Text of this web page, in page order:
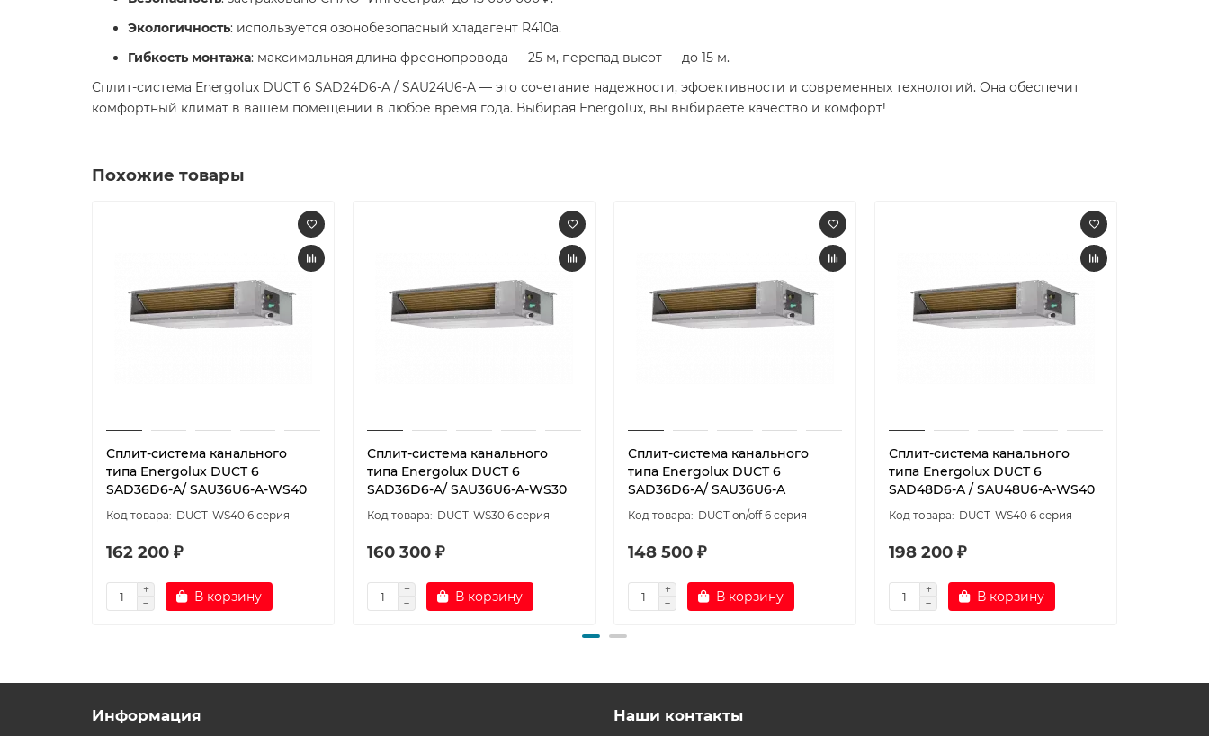
Экологичность: используется озонобезопасный хладагент R410a.
Гибкость монтажа: максимальная длина фреонопровода — 25 м, перепад высот — до 15 м.
Сплит-система Energolux DUCT 6 SAD24D6-A / SAU24U6-A — это сочетание надежности, эффективности и современных технологий. Она обеспечит
комфортный климат в вашем помещении в любое время года. Выбирая Energolux, вы выбираете качество и комфорт!
Похожие товары
Сплит-система канального
типа Energolux DUCT 6
SAD36D6-A/ SAU36U6-A-WS40
DUCT-WS40 6 серия
162 200 ₽
В корзину
Сплит-система канального
типа Energolux DUCT 6
SAD36D6-A/ SAU36U6-A-WS30
DUCT-WS30 6 серия
160 300 ₽
В корзину
Сплит-система канального
типа Energolux DUCT 6
SAD36D6-A/ SAU36U6-A
DUCT on/off 6 серия
148 500 ₽
В корзину
Сплит-система канального
типа Energolux DUCT 6
SAD48D6-A / SAU48U6-A-WS40
DUCT-WS40 6 серия
198 200 ₽
В корзину
Информация Наши контакты